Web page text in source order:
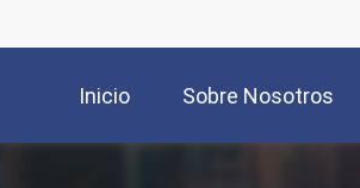
Inicio Sobre Nosotros